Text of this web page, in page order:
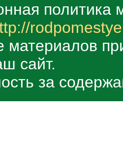
политика
материалов
сайт.
за